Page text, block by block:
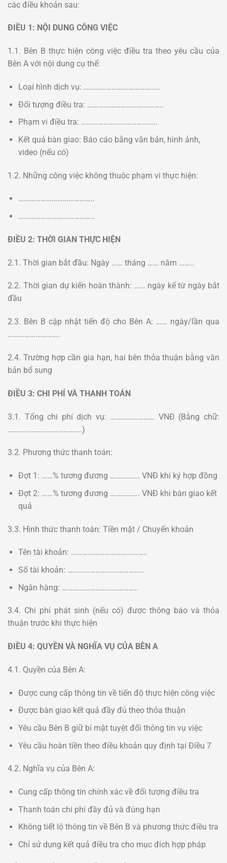
các điều khoản sau:
ĐIỀU 1: NỘI DUNG CÔNG VIỆC
1.1. Bên B thực hiện công việc điều tra theo yêu cầu của
Bên A với nội dung cụ thể:
Loại hình dịch vụ: …………………………………..
Đối tượng điều tra: …………………………………..
Phạm vi điều tra: …………………………………..
Kết quả bàn giao: Báo cáo bằng văn bản, hình ảnh,
video (nếu có)
1.2. Những công việc không thuộc phạm vi thực hiện:
…………………………………..
…………………………………..
ĐIỀU 2: THỜI GIAN THỰC HIỆN
2.1. Thời gian bắt đầu: Ngày …… tháng …… năm ……..
2.2. Thời gian dự kiến hoàn thành: …… ngày kể từ ngày bắt
đầu
2.3. Bên B cập nhật tiến độ cho Bên A: …… ngày/lần qua
……………………….
2.4. Trường hợp cần gia hạn, hai bên thỏa thuận bằng văn
bản bổ sung
ĐIỀU 3: CHI PHÍ VÀ THANH TOÁN
3.1. Tổng chi phí dịch vụ: …………………… VNĐ (Bằng chữ:
………………………………….)
3.2. Phương thức thanh toán:
Đợt 1: ……% tương đương ……………. VNĐ khi ký hợp đồng
Đợt 2: ……% tương đương ……………. VNĐ khi bàn giao kết
quả
3.3. Hình thức thanh toán: Tiền mặt / Chuyển khoản
Tên tài khoản: …………………………………..
Số tài khoản: …………………………………..
Ngân hàng: …………………………………..
3.4. Chi phí phát sinh (nếu có) được thông báo và thỏa
thuận trước khi thực hiện
ĐIỀU 4: QUYỀN VÀ NGHĨA VỤ CỦA BÊN A
4.1. Quyền của Bên A:
Được cung cấp thông tin về tiến độ thực hiện công việc
Được bàn giao kết quả đầy đủ theo thỏa thuận
Yêu cầu Bên B giữ bí mật tuyệt đối thông tin vụ việc
Yêu cầu hoàn tiền theo điều khoản quy định tại Điều 7
4.2. Nghĩa vụ của Bên A:
Cung cấp thông tin chính xác về đối tượng điều tra
Thanh toán chi phí đầy đủ và đúng hạn
Không tiết lộ thông tin về Bên B và phương thức điều tra
Chỉ sử dụng kết quả điều tra cho mục đích hợp pháp